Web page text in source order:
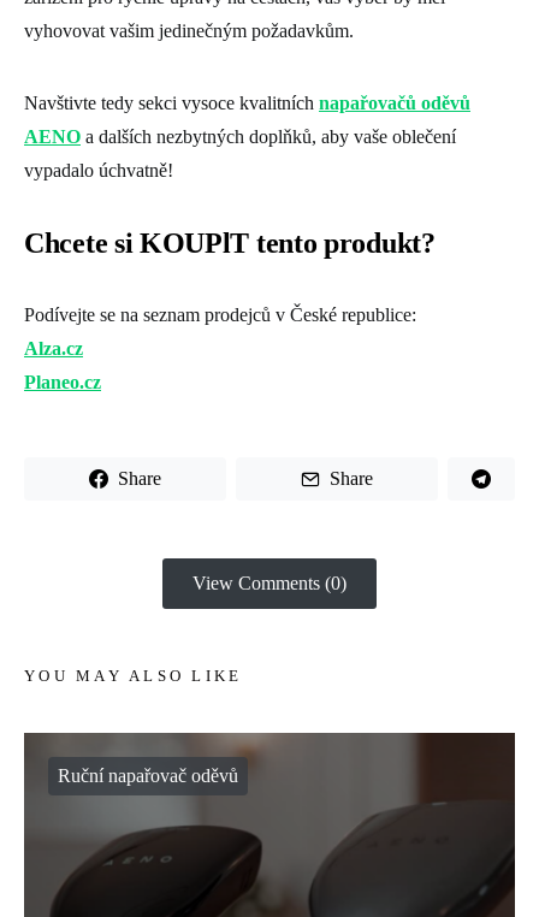
vyhovovat vašim jedinečným požadavkům.
Navštivte tedy sekci vysoce kvalitních napařovačů oděvů
AENO a dalších nezbytných doplňků, aby vaše oblečení
vypadalo úchvatně!
Chcete si KOUPlT tento produkt?
Podívejte se na seznam prodejců v České republice:
Alza.cz
Planeo.cz
Share Share
View Comments (0)
YOU MAY ALSO LIKE
Ruční napařovač oděvů